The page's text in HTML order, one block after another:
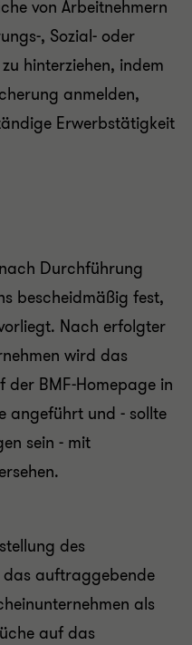
von Arbeitnehmern
, Sozial- oder
hinterziehen, indem
anmelden,
Erwerbstätigkeit
Durchführung
bescheidmäßig fest,
Nach erfolgter
wird das
der BMF-Homepage in
angeführt und - sollte
sein - mit
des
das auftraggebende
als
auf das